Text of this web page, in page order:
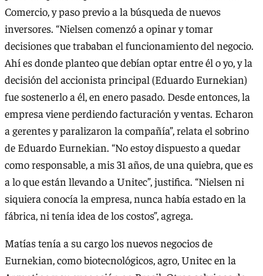
Comercio, y paso previo a la búsqueda de nuevos
inversores. “Nielsen comenzó a opinar y tomar
decisiones que trababan el funcionamiento del negocio.
Ahí es donde planteo que debían optar entre él o yo, y la
decisión del accionista principal (Eduardo Eurnekian)
fue sostenerlo a él, en enero pasado. Desde entonces, la
empresa viene perdiendo facturación y ventas. Echaron
a gerentes y paralizaron la compañía”, relata el sobrino
de Eduardo Eurnekian. “No estoy dispuesto a quedar
como responsable, a mis 31 años, de una quiebra, que es
a lo que están llevando a Unitec”, justifica. “Nielsen ni
siquiera conocía la empresa, nunca había estado en la
fábrica, ni tenía idea de los costos”, agrega.
Matías tenía a su cargo los nuevos negocios de
Eurnekian, como biotecnológicos, agro, Unitec en la